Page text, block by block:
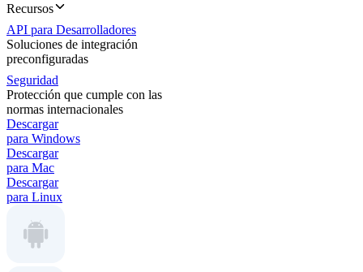
Recursos
API para Desarrolladores
Soluciones de integración
preconfiguradas
Seguridad
Protección que cumple con las
normas internacionales
Descargar
para Windows
Descargar
para Mac
Descargar
para Linux